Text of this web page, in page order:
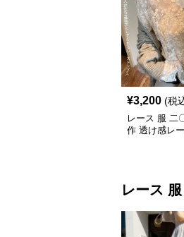
¥3,200 (税
レース 服 二
作 透け感レ
レース 服